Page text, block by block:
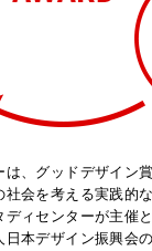
、グッドデザイン
会を考える実践的
ィセンターが主催
本デザイン振興会